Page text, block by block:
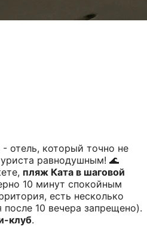
- отель, который точно не
равнодушным! 🌊
пляж Ката в шаговой
10 минут спокойным
есть несколько
после 10 вечера запрещено).
клуб.